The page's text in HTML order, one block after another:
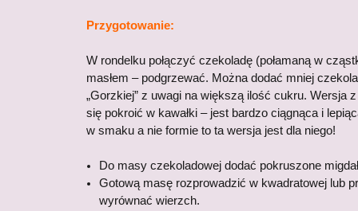
Przygotowanie:
W rondelku połączyć czekoladę (połamaną w
masłem – podgrzewać. Można dodać mniej
„Gorzkiej” z uwagi na większą ilość cukru. Wersja
się pokroić w kawałki – jest bardzo ciągnąca i
w smaku a nie formie to ta wersja jest dla niego!
Do masy czekoladowej dodać pokruszone
Gotową masę rozprowadzić w kwadratowej lub
wyrównać wierzch.